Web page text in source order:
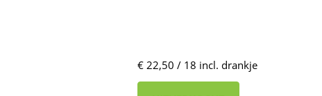
€ 22,50 / 18 incl. drankje